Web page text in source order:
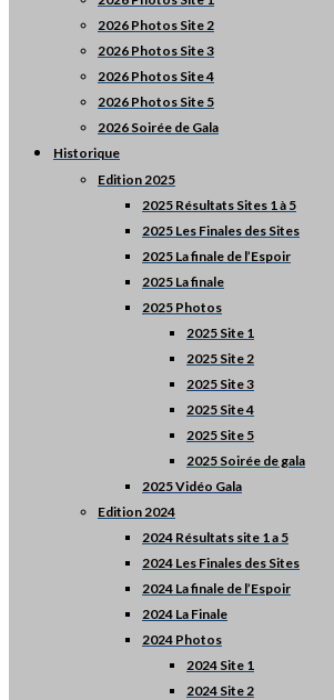
2026 Photos Site 2
2026 Photos Site 3
2026 Photos Site 4
2026 Photos Site 5
2026 Soirée de Gala
Historique
Edition 2025
2025 Résultats Sites 1 à 5
2025 Les Finales des Sites
2025 La finale de l’Espoir
2025 La finale
2025 Photos
2025 Site 1
2025 Site 2
2025 Site 3
2025 Site 4
2025 Site 5
2025 Soirée de gala
2025 Vidéo Gala
Edition 2024
2024 Résultats site 1 a 5
2024 Les Finales des Sites
2024 La finale de l’Espoir
2024 La Finale
2024 Photos
2024 Site 1
2024 Site 2